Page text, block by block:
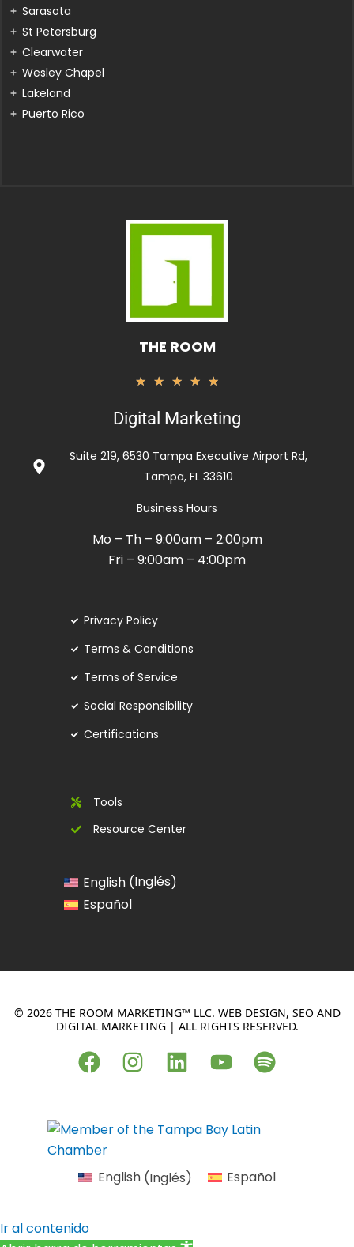
Sarasota
St Petersburg
Clearwater
Wesley Chapel
Lakeland
Puerto Rico
THE ROOM
★ ★ ★ ★ ★
out
5
Digital Marketing
Suite 219, 6530 Tampa Executive Airport Rd,
Tampa, FL 33610
Business Hours
Mo – Th – 9:00am – 2:00pm
Fri – 9:00am – 4:00pm
Privacy Policy
Terms & Conditions
Terms of Service
Social Responsibility
Certifications
Tools
Resource Center
English (Inglés)
Español
© 2026 THE ROOM MARKETING™ LLC. WEB DESIGN, SEO AND
DIGITAL MARKETING | ALL RIGHTS RESERVED.
F
a
c
e
b
o
o
I
n
s
t
g
r
m
L
i
n
k
e
d
i
Y
o
u
t
u
b
e
S
p
o
f
y
English(Inglés) Español
Ir al contenido